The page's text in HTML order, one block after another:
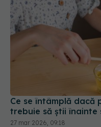
Ce se întâmplă dacă
trebuie să știi înainte